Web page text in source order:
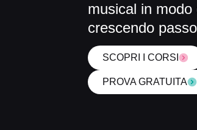
musical in
crescendo
SCOPRI I CORSI
PROVA GRATUITA